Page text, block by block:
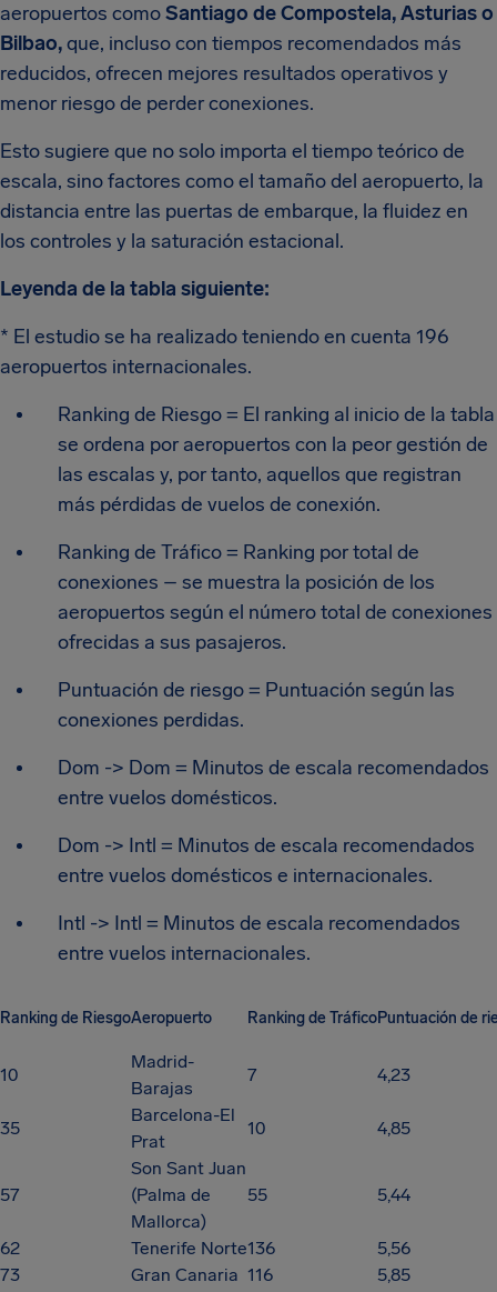
aeropuertos comoSantiago de Compostela, Asturias o
Bilbao,que, incluso con tiempos recomendados más
reducidos, ofrecen mejores resultados operativos y
menor riesgo de perder conexiones.
Esto sugiere que no solo importa el tiempo teórico de
escala, sino factores como el tamaño del aeropuerto, la
distancia entre las puertas de embarque, la fluidez en
los controles y la saturación estacional.
Leyenda de la tabla siguiente:
* El estudio se ha realizado teniendo en cuenta 196
aeropuertos internacionales.
Ranking de Riesgo = El ranking al inicio de la tabla
se ordena por aeropuertos con la peor gestión de
las escalas y, por tanto, aquellos que registran
más pérdidas de vuelos de conexión.
Ranking de Tráfico = Ranking por total de
conexiones – se muestra la posición de los
aeropuertos según el número total de conexiones
ofrecidas a sus pasajeros.
Puntuación de riesgo = Puntuación según las
conexiones perdidas.
Dom -> Dom = Minutos de escala recomendados
entre vuelos domésticos.
Dom -> Intl = Minutos de escala recomendados
entre vuelos domésticos e internacionales.
Intl -> Intl = Minutos de escala recomendados
entre vuelos internacionales.
Ranking de RiesgoAeropuerto Ranking de TráficoPuntuación de
10
Madrid-
Barajas
7 4,23
35
Barcelona-El
Prat
10 4,85
57
Son Sant Juan
(Palma de
Mallorca)
55 5,44
62 Tenerife Norte136
5,56
73
Gran Canaria 116
5,85